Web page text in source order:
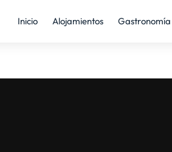
Inicio Alojamientos Gastronomía